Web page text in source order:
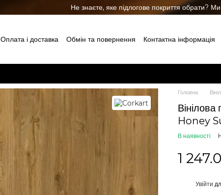
Не знаєте, яке підлогове покриття обрати?
Оплата і доставка Обмін та повернення Контактна інформація
Головна
Honey
В наявності
1
Увійти